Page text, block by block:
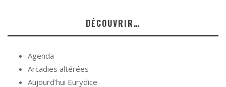
DÉCOUVRIR…
Agenda
Arcadies altérées
Aujourd’hui Eurydice